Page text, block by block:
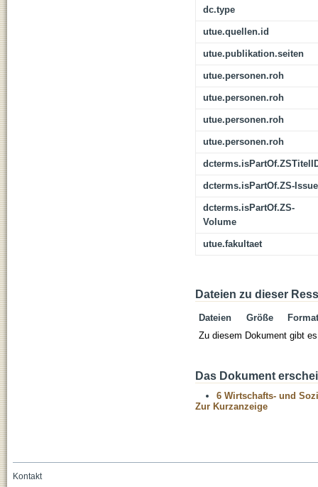
dc.type
utue.quellen.id
utue.publikation.seiten
utue.personen.roh
utue.personen.roh
utue.personen.roh
utue.personen.roh
dcterms.isPartOf.ZS-Issue
dcterms.isPartOf.ZS-
Volume
utue.fakultaet
Dateien zu dieser
Dateien Größe
Format
Zu diesem Dokument gibt
Das Dokument
6 Wirtschafts- und
Zur Kurzanzeige
Kontakt